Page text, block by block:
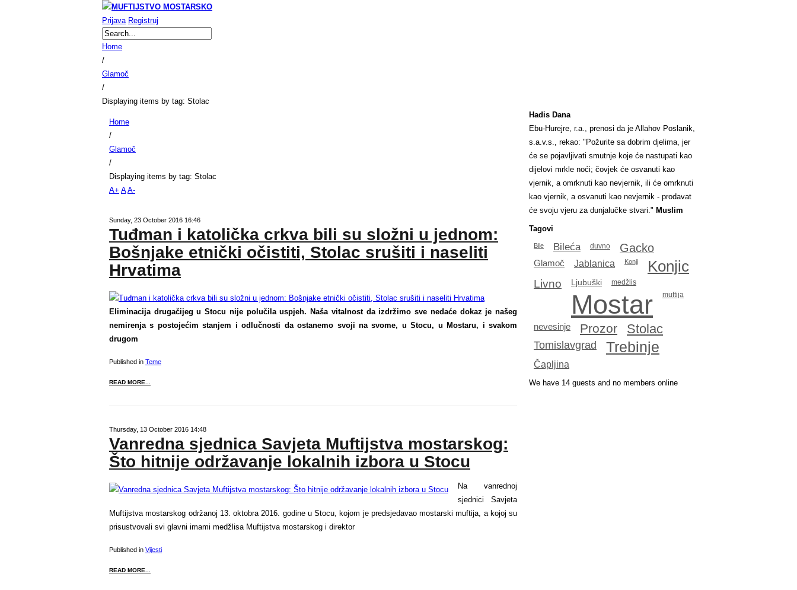
Prijava Registruj
Home
/
Glamoč
/
Displaying items by tag: Stolac
Home
/
Glamoč
/
Displaying items by tag: Stolac
A+ A A-
Sunday, 23 October 2016 16:46
Tuđman i katolička crkva bili su složni u jednom:
Bošnjake etnički očistiti, Stolac srušiti i naseliti
Hrvatima
Eliminacija drugačijeg u Stocu nije polučila uspjeh. Naša vitalnost da izdržimo sve nedaće dokaz je našeg
nemirenja s postojećim stanjem i odlučnosti da ostanemo svoji na svome, u Stocu, u Mostaru, i svakom
drugom
Published in Teme
READ MORE...
Thursday, 13 October 2016 14:48
Vanredna sjednica Savjeta Muftijstva mostarskog:
Što hitnije održavanje lokalnih izbora u Stocu
Na vanrednoj
sjednici Savjeta
Muftijstva mostarskog održanoj 13. oktobra 2016. godine u Stocu, kojom je predsjedavao mostarski muftija, a kojoj su
prisustvovali svi glavni imami medžlisa Muftijstva mostarskog i direktor
Published in Vijesti
READ MORE...
Hadis Dana
Ebu-Hurejre, r.a., prenosi da je Allahov Poslanik,
s.a.v.s., rekao: "Požurite sa dobrim djelima, jer
će se pojavljivati smutnje koje će nastupati kao
dijelovi mrkle noći; čovjek će osvanuti kao
vjernik, a omrknuti kao nevjernik, ili će omrknuti
kao vjernik, a osvanuti kao nevjernik - prodavat
će svoju vjeru za dunjalučke stvari." Muslim
Tagovi
Bile Bileća duvno Gacko
Glamoč Jablanica Konji Konjic
Livno Ljubuški medžlis
Mostar muftija
nevesinje Prozor Stolac
Tomislavgrad Trebinje
Čapljina
We have 14 guests and no members online